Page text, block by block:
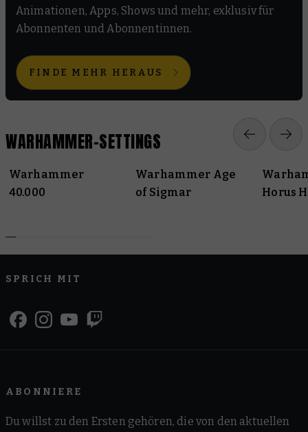
Animationen, Apps, Shows und mehr, exklusiv für
Abonnenten und Abonnentinnen.
FINDE MEHR HERAUS
WARHAMMER-SETTINGS
Warhammer
40.000
Warhammer Age
of Sigmar
Horus
SPRICH MIT
ABONNIERE
Du willst zu den Ersten gehören, die von den aktuellen